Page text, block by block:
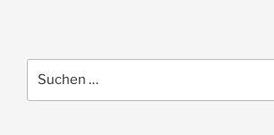
nach: